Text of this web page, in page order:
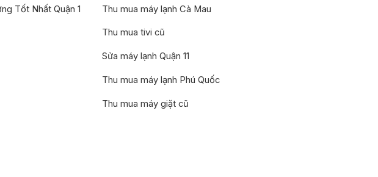
Tốt Nhất Quận 1 Thu mua máy lạnh Cà Mau
Thu mua tivi cũ
Sửa máy lạnh Quận 11
Thu mua máy lạnh Phú Quốc
Thu mua máy giặt cũ